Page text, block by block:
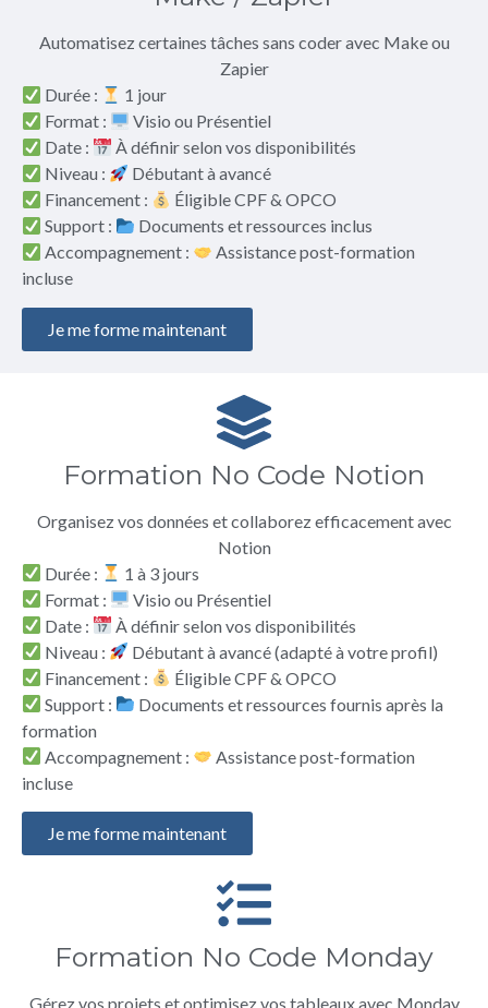
Automatisez certaines tâches sans coder avec Make ou
Zapier
Durée :
1 jour
Format :
Visio ou Présentiel
Date :
À définir selon vos disponibilités
Niveau :
Débutant à avancé
Financement :
Éligible CPF & OPCO
Support :
Documents et ressources inclus
Accompagnement :
Assistance post-formation
incluse
Je me forme maintenant
Formation No Code Notion
Organisez vos données et collaborez efficacement avec
Notion
Durée :
1 à 3 jours
Format :
Visio ou Présentiel
Date :
À définir selon vos disponibilités
Niveau :
Débutant à avancé (adapté à votre profil)
Financement :
Éligible CPF & OPCO
Support :
Documents et ressources fournis après la
formation
Accompagnement :
Assistance post-formation
incluse
Je me forme maintenant
Formation No Code Monday
Gérez vos projets et optimisez vos tableaux avec Monday